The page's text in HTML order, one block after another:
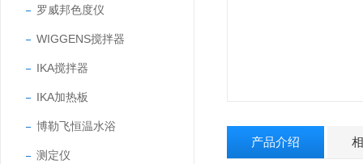
罗威邦色度仪
WIGGENS搅拌器
IKA搅拌器
IKA加热板
博勒飞恒温水浴
测定仪
产品介绍